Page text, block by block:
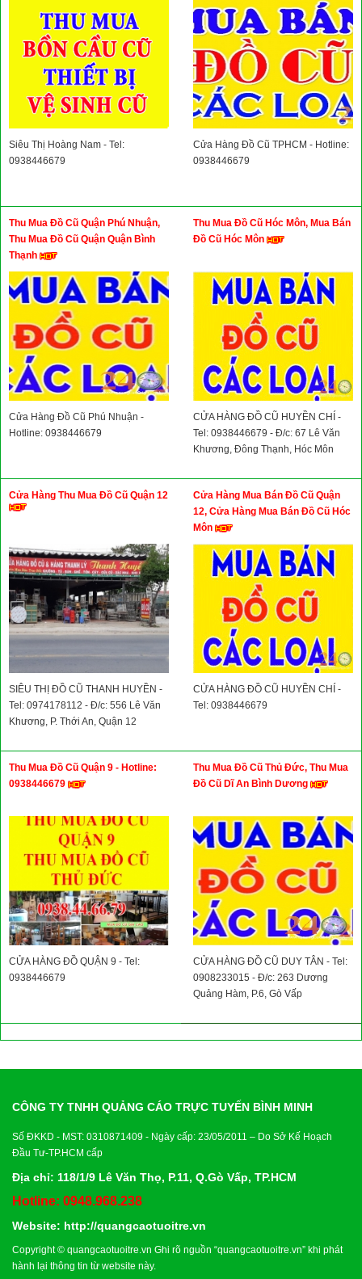
Siêu Thị Hoàng Nam - Tel:
0938446679
Cửa Hàng Đồ Cũ TPHCM - Hotline:
0938446679
Thu Mua Đồ Cũ Quận Phú Nhuận,
Thu Mua Đồ Cũ Quận Quận Bình
Thạnh
Cửa Hàng Đồ Cũ Phú Nhuận -
Hotline: 0938446679
Thu Mua Đồ Cũ Hóc Môn, Mua Bán
Đồ Cũ Hóc Môn
CỬA HÀNG ĐỒ CŨ HUYỀN CHÍ -
Tel: 0938446679 - Đ/c: 67 Lê Văn
Khương, Đông Thạnh, Hóc Môn
Cửa Hàng Thu Mua Đồ Cũ Quận 12
SIÊU THỊ ĐỒ CŨ THANH HUYỀN -
Tel: 0974178112 - Đ/c: 556 Lê Văn
Khương, P. Thới An, Quận 12
Cửa Hàng Mua Bán Đồ Cũ Quận
12, Cửa Hàng Mua Bán Đồ Cũ Hóc
Môn
CỬA HÀNG ĐỒ CŨ HUYỀN CHÍ -
Tel: 0938446679
Thu Mua Đồ Cũ Quận 9 - Hotline:
0938446679
CỬA HÀNG ĐỒ QUẬN 9 - Tel:
0938446679
Thu Mua Đồ Cũ Thủ Đức, Thu Mua
Đồ Cũ Dĩ An Bình Dương
CỬA HÀNG ĐỒ CŨ DUY TÂN - Tel:
0908233015 - Đ/c: 263 Dương
Quảng Hàm, P.6, Gò Vấp
CÔNG TY TNHH QUẢNG CÁO TRỰC TUYẾN BÌNH MINH
Số ĐKKD - MST: 0310871409 - Ngày cấp: 23/05/2011 – Do Sở Kế Hoạch
Đầu Tư-TP.HCM cấp
Địa chỉ: 118/1/9 Lê Văn Thọ, P.11, Q.Gò Vấp, TP.HCM
Hotline: 0948.968.238
Website: http://quangcaotuoitre.vn
Copyright © quangcaotuoitre.vn Ghi rõ nguồn “quangcaotuoitre.vn” khi phát
hành lại thông tin từ website này.